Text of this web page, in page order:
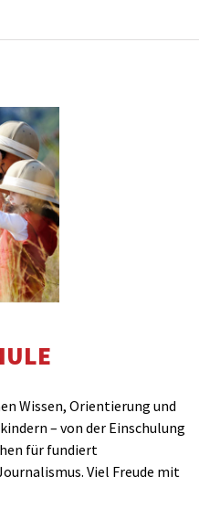
Wissen, Orientierung und
– von der Einschulung
für fundiert
Viel Freude mit